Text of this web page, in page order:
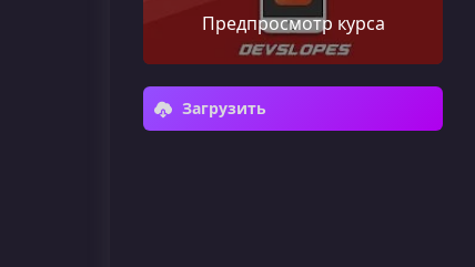
Предпросмотр курса
Загрузить